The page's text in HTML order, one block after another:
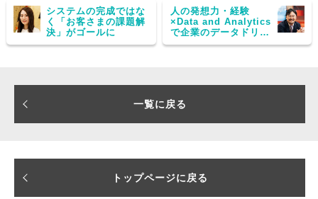
システムの完成ではな
く「お客さまの課題解
決」がゴールに
人の発想力・経験
×Data and Analytics
で企業のデータドリブ
ンな経営を実現に導く
一覧に戻る
トップページに戻る